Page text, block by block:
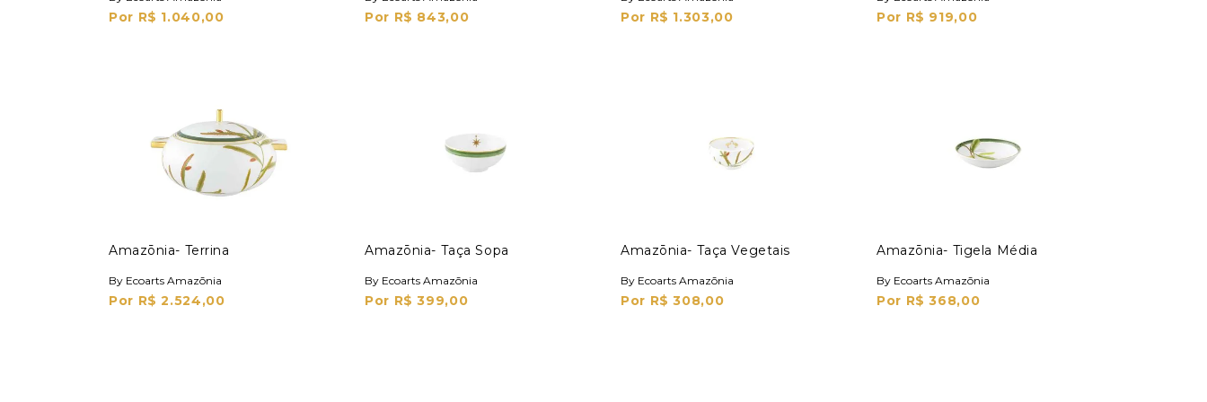
Por R$ 1.040,00 Por R$ 843,00 Por R$ 1.303,00 Por R$ 919,00
Amazōnia- Terrina
By Ecoarts Amazōnia
Por R$ 2.524,00
Amazōnia- Taça Sopa
By Ecoarts Amazōnia
Por R$ 399,00
Amazōnia- Taça Vegetais
By Ecoarts Amazōnia
Por R$ 308,00
Amazōnia- Tigela Média
By Ecoarts Amazōnia
Por R$ 368,00